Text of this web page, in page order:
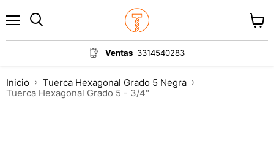
Ventas 3314540283
carrito
Inicio
Tuerca Hexagonal Grado 5 Negra
Tuerca Hexagonal Grado 5 - 3/4"